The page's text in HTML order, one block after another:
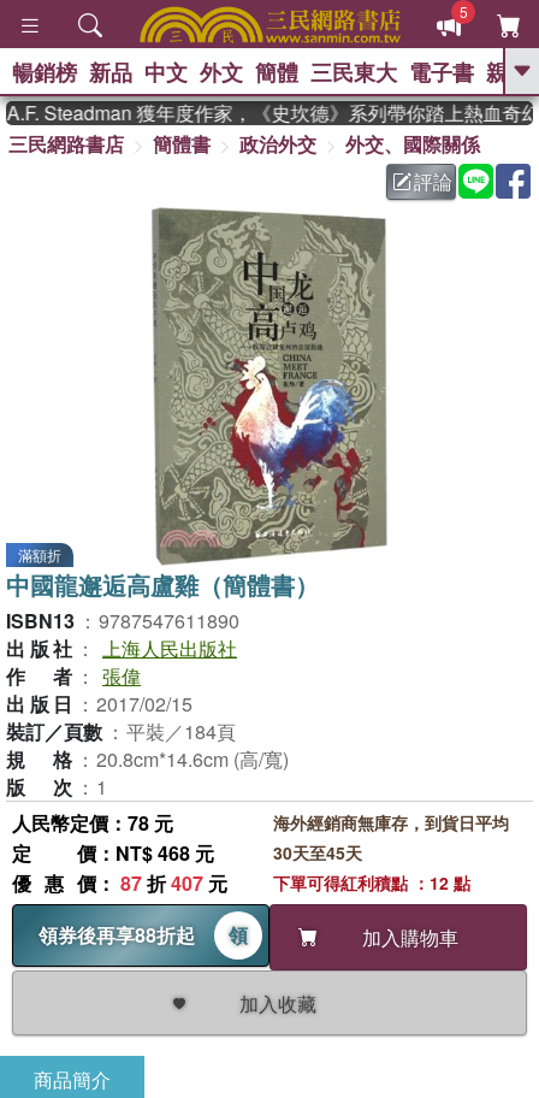
5
GO
熱搜： 東野圭吾 、 高希均教授回憶錄
父親節 、 如果歷
暑期推薦 、 國際布克
獎 臺灣漫遊錄 、 方念華
登輝時代 、 數學女孩：黎曼猜想
偉大的迷走神經
暢銷榜 新品 中文 外文 簡體 三民東大 電子書 親子
Steadman 獲年度作家，《史坎德》系列帶你踏上熱血奇幻
三民網路書店
簡體書 政治外交
外交、國際關係
評論
滿額折
中國龍邂逅高盧雞（簡體書）
ISBN13 ： 9787547611890
出版社 ： 上海人民出版社
作者 ： 張偉
出版日 ： 2017/02/15
裝訂／頁數 ： 平裝／184頁
規格 ： 20.8cm*14.6cm (高/寬)
版次 ： 1
人民幣定價：78 元
定價 ：NT$ 468 元
優惠價 ： 87折407 元
領券後再享88折起
領 加入購物車
加入收藏
海外經銷商無庫存，到貨日平均
30天至45天
下單可得紅利積點 ：12 點
商品簡介